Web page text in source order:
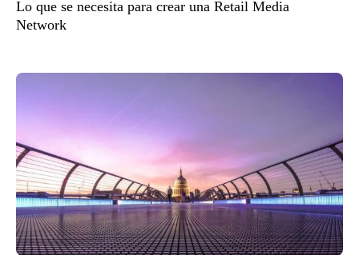
Lo que se necesita para crear una Retail Media
Network